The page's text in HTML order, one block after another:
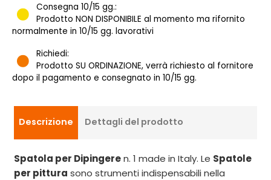
Consegna 10/15 gg.:
Prodotto NON DISPONIBILE al momento ma rifornito
normalmente in 10/15 gg. lavorativi
Richiedi:
Prodotto SU ORDINAZIONE, verrà richiesto al fornitore
dopo il pagamento e consegnato in 10/15 gg.
Descrizione Dettagli del prodotto
Spatola per Dipingeren. 1 made in Italy. Le Spatole
per pittura sono strumenti indispensabili nella